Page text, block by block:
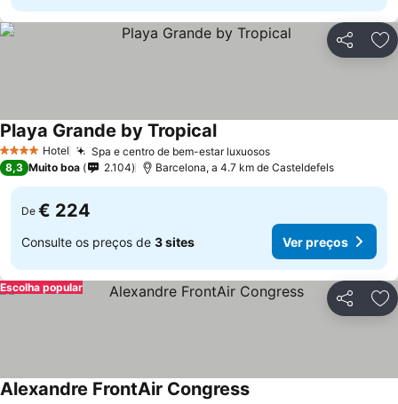
Partilhar
4 EstrelasHotel Spa e centro de bem-estar luxuososVer preços
Playa Grande by TropicalVer preços
8,3 Muito boa 2.104 Barcelona, a 4.7 km de Casteldefels
De € 224
Consulte os preços de 3 sites Ver preços
Partilhar
Escolha popular
Alexandre FrontAir CongressVer preços